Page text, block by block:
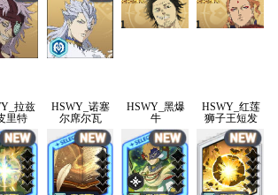
拉兹
里特
HSWY_诺塞
尔席尔瓦
HSWY_黑爆
牛
HSWY_红莲
狮子王短发